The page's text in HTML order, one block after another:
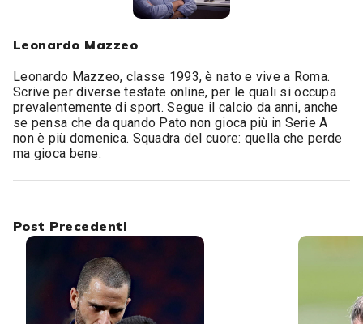
Leonardo Mazzeo
Leonardo Mazzeo, classe 1993, è nato e vive a Roma.
Scrive per diverse testate online, per le quali si occupa
prevalentemente di sport. Segue il calcio da anni, anche
se pensa che da quando Pato non gioca più in Serie A
non è più domenica. Squadra del cuore: quella che perde
ma gioca bene.
Post Precedenti